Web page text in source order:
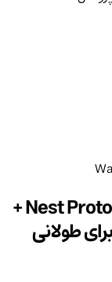
خرید ارز دیجیتال نست پروتکل Nest Protocol +
طولانی